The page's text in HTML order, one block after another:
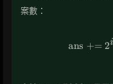
案數：
ans += 2i